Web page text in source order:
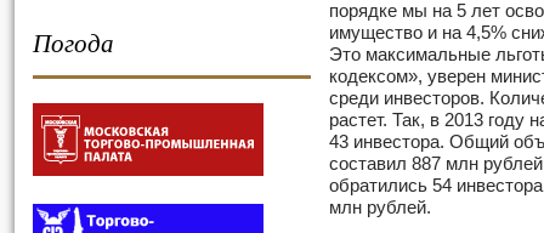
Погода
порядке мы на 5 лет
имущество и на 4,5%
Это максимальные
кодексом», уверен
среди инвесторов.
растет. Так, в 2013 году
43 инвестора. Общий
составил 887 млн
обратились 54
млн рублей.